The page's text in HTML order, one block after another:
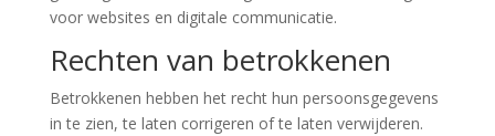
voor websites en digitale communicatie.
Rechten van betrokkenen
Betrokkenen hebben het recht hun persoonsgegevens
in te zien, te laten corrigeren of te laten verwijderen.